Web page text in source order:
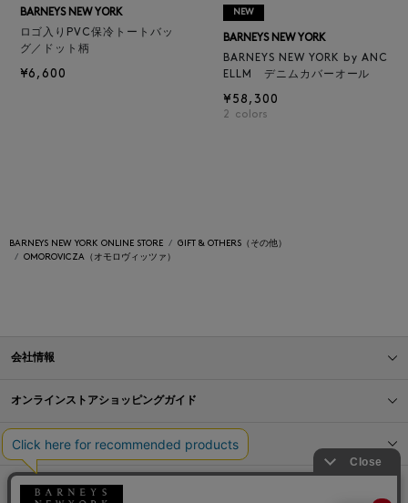
BARNEYS NEW YORK
ロゴ入りPVC保冷トートバッ
グ／ドット柄
¥6,600
NEW
BARNEYS NEW YORK
BARNEYS NEW YORK by ANC
ELLM デニムカバーオール
¥58,300
2 colors
BARNEYS NEW YORK ONLINE STORE
GIFT & OTHERS（その他）
OMOROVICZA（オモロヴィッツァ）
会社情報
オンラインストアショッピングガイド
店舗情報
サービス